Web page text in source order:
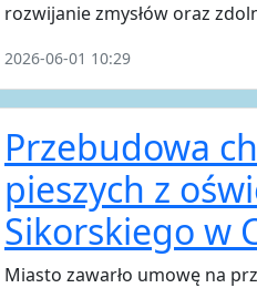
rozwijanie zmysłów oraz
2026-06-01 10:29
Przebudowa
pieszych z
Sikorskiego w
Miasto zawarło umowę na